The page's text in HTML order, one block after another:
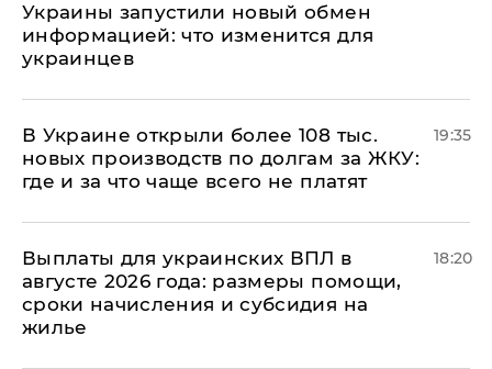
Украины запустили новый обмен
информацией: что изменится для
украинцев
В Украине открыли более 108 тыс.
новых производств по долгам за ЖКУ:
где и за что чаще всего не платят
19:35
Выплаты для украинских ВПЛ в
августе 2026 года: размеры помощи,
сроки начисления и субсидия на
жилье
18:20